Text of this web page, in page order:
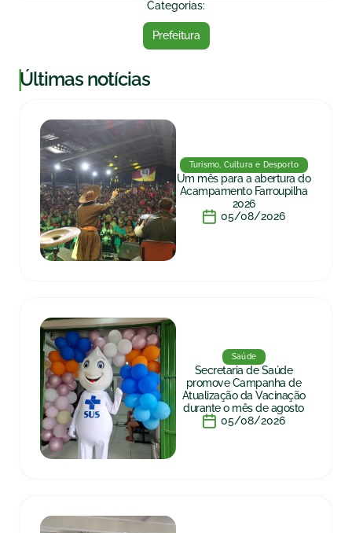
Categorias:
Prefeitura
|Últimas notícias
Turismo, Cultura e Desporto
Um mês para a abertura do
Acampamento Farroupilha
2026
05/08/2026
Saúde
Secretaria de Saúde
promove Campanha de
Atualização da Vacinação
durante o mês de agosto
05/08/2026